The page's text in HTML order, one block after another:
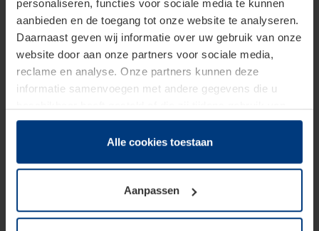
personaliseren, functies voor sociale media te kunnen
aanbieden en de toegang tot onze website te analyseren.
Daarnaast geven wij informatie over uw gebruik van onze
website door aan onze partners voor sociale media,
reclame en analyse. Onze partners kunnen deze
informatie samenvoegen met andere gegevens die u
hun diensten hebben verzameld.
Juridisch hebben wij het recht om cookies op uw
van deze pagina's absoluut vereist is. Voor alle andere
soorten cookies is uw toestemming benodigd. Uw
toestemming kunt u op elk moment bij de uitleg van de
Alle cookies toestaan
Aanpassen